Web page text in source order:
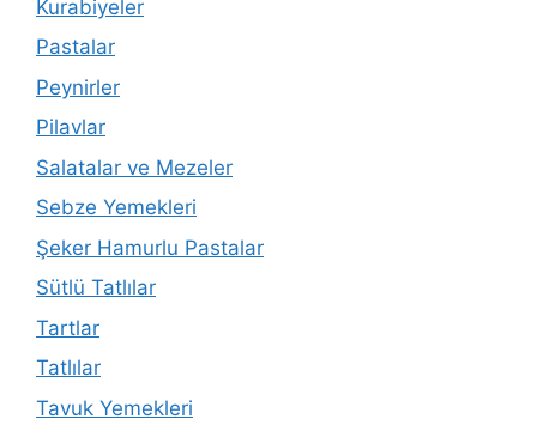
Kurabiyeler
Pastalar
Peynirler
Pilavlar
Salatalar ve Mezeler
Sebze Yemekleri
Şeker Hamurlu Pastalar
Sütlü Tatlılar
Tartlar
Tatlılar
Tavuk Yemekleri